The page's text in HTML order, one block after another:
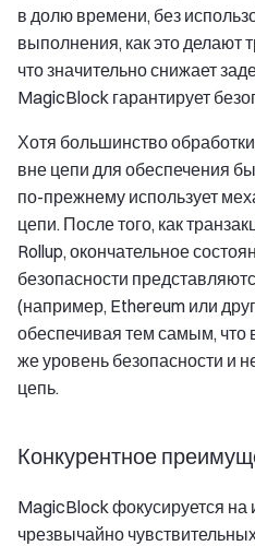
в долю времени, без
выполнения, как это делают
что значительно снижает
MagicBlock гарантирует
Хотя большинство
вне цепи для обеспечения
по-прежнему использует
цепи. После того, как
Rollup, окончательное
безопасности
(например, Ethereum или
обеспечивая тем самым, что
же уровень безопасности и
цепь.
Конкурентное
MagicBlock фокусируется на
чрезвычайно